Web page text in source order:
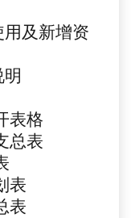
用及新增资
明
表格
总表
表
表